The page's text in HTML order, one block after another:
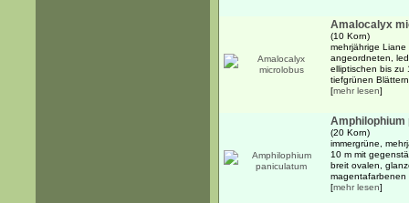
Amalocalyx
(10 Korn)
mehrjährige
angeordneten,
elliptischen bis zu
tiefgrünen
[mehr lesen]
Amphilophium
(20 Korn)
immergrüne,
10 m mit
breit ovalen,
magentafarbenen
[mehr lesen]